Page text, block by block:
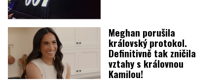
Meghan porušila
královský protokol.
Definitivně tak zničila
vztahy s královnou
Kamilou!